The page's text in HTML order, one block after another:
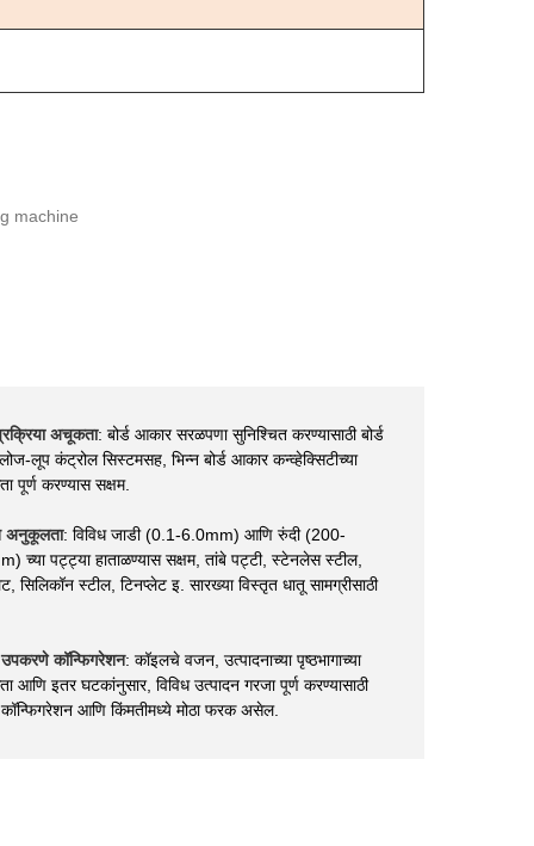
अचूकता: बोर्ड आकार सरळपणा सुनिश्चित करण्यासाठी बोर्ड
लूप कंट्रोल सिस्टमसह, भिन्न बोर्ड आकार कन्व्हेक्सिटीच्या
पूर्ण करण्यास सक्षम.
अनुकूलता: विविध जाडी (0.1-6.0mm) आणि रुंदी (200-
च्या पट्ट्या हाताळण्यास सक्षम, तांबे पट्टी, स्टेनलेस स्टील,
सिलिकॉन स्टील, टिनप्लेट इ. सारख्या विस्तृत धातू सामग्रीसाठी
उपकरणे कॉन्फिगरेशन: कॉइलचे वजन, उत्पादनाच्या पृष्ठभागाच्या
आणि इतर घटकांनुसार, विविध उत्पादन गरजा पूर्ण करण्यासाठी
आणि किंमतीमध्ये मोठा फरक असेल.